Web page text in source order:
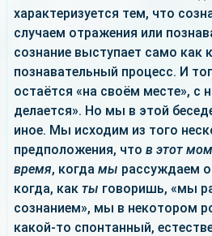
характеризуется тем, что
случаем отражения или
сознание выступает само как
познавательный процесс. И
остаётся «на своём месте», с
делается». Но мы в этой
иное. Мы исходим из того
предположения, что в этот
время, когда мы рассуждаем
когда, как ты говоришь, «мы
сознанием», мы в некотором
какой-то спонтанный,